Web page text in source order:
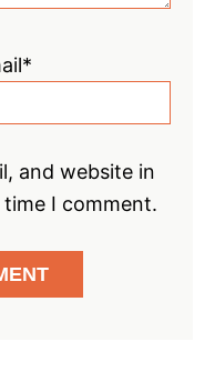
and website in
I comment.